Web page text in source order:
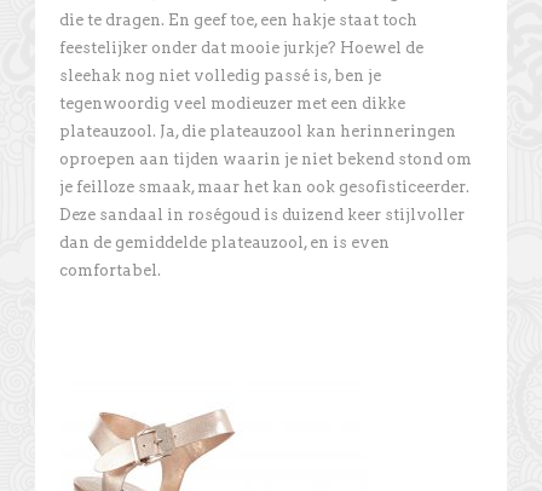
die te dragen. En geef toe, een hakje staat toch
feestelijker onder dat mooie jurkje? Hoewel de
sleehak nog niet volledig passé is, ben je
tegenwoordig veel modieuzer met een dikke
plateauzool. Ja, die plateauzool kan herinneringen
oproepen aan tijden waarin je niet bekend stond om
je feilloze smaak, maar het kan ook gesofisticeerder.
Deze sandaal in roségoud is duizend keer stijlvoller
dan de gemiddelde plateauzool, en is even
comfortabel.